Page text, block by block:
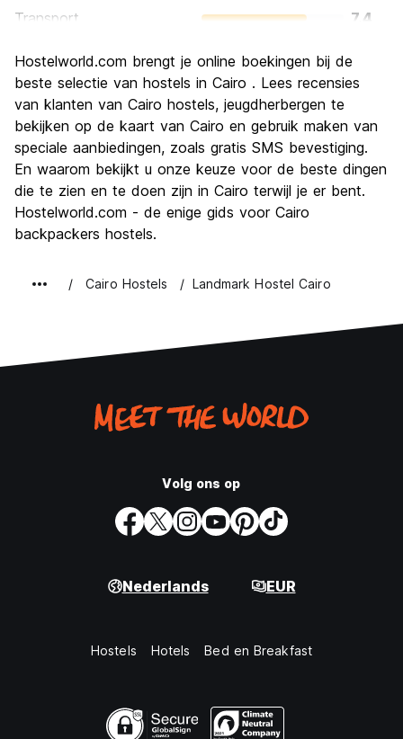
Transport
7.4
Cultuur
9.0
Uitgaan
Waarde voor uw geld
8.9
Hostelworld.com brengt je online boekingen bij de
beste selectie van hostels in Cairo . Lees recensies
van klanten van Cairo hostels, jeugdherbergen te
bekijken op de kaart van Cairo en gebruik maken van
speciale aanbiedingen, zoals gratis SMS bevestiging.
En waarom bekijkt u onze keuze voor de beste dingen
die te zien en te doen zijn in Cairo terwijl je er bent.
Hostelworld.com - de enige gids voor Cairo
backpackers hostels.
Cairo Hostels Landmark Hostel Cairo
Volg ons op
Nederlands EUR
Hostels Hotels Bed en Breakfast